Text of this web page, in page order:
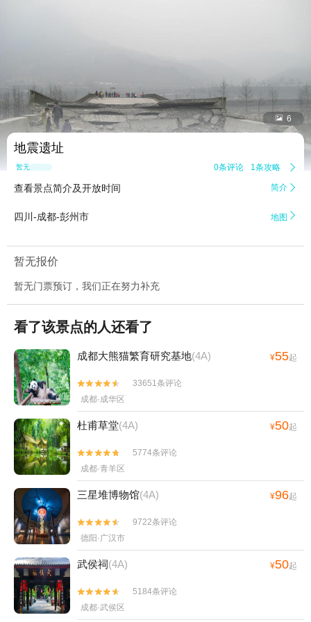
 6
地震遗址
暂无点评 0条评论 1条攻略 
查看景点简介及开放时间 简介 
四川-成都-彭州市 地图 
暂无报价
暂无门票预订，我们正在努力补充
看了该景点的人还看了
成都大熊猫繁育研究基地(4A) ¥55起


33651条评论
成都·成华区
杜甫草堂(4A) ¥50起


5774条评论
成都·青羊区
三星堆博物馆(4A) ¥96起


9722条评论
德阳·广汉市
武侯祠(4A) ¥50起


5184条评论
成都·武侯区